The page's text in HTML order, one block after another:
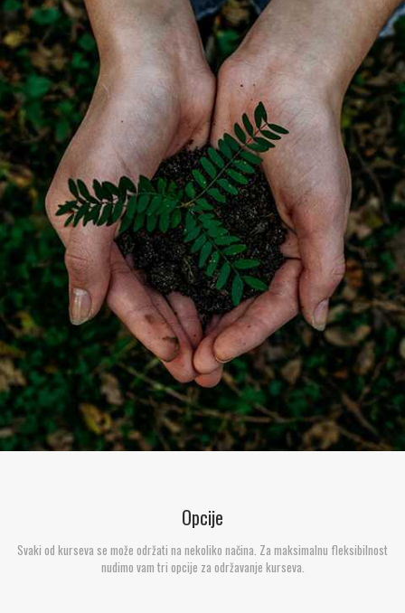
Opcije
Svaki od kurseva se može održati na nekoliko načina. Za maksimalnu fleksibilnost
nudimo vam tri opcije za održavanje kurseva.